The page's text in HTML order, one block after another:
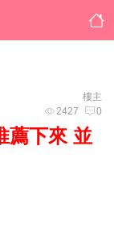
樓主
2427 0
薦下來 並